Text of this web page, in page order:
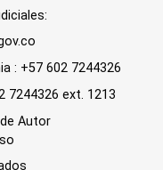
: +57 602 7244326
7244326 ext. 1213
Autor